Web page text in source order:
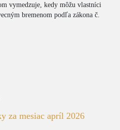
vymedzuje, kedy môžu vlastníci
bremenom podľa zákona č.
za mesiac apríl 2026